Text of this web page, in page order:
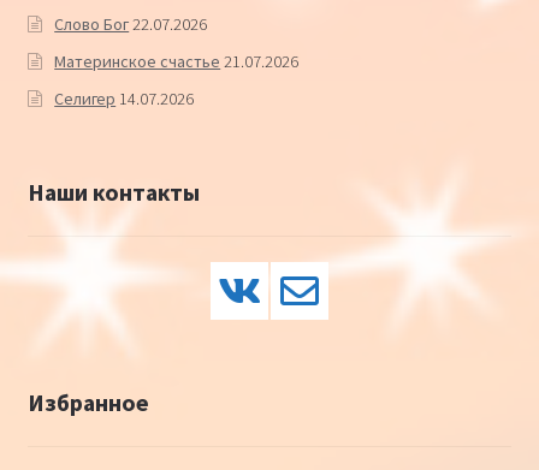
Слово Бог22.07.2026
Материнское счастье 21.07.2026
Селигер 14.07.2026
Наши контакты
Избранное